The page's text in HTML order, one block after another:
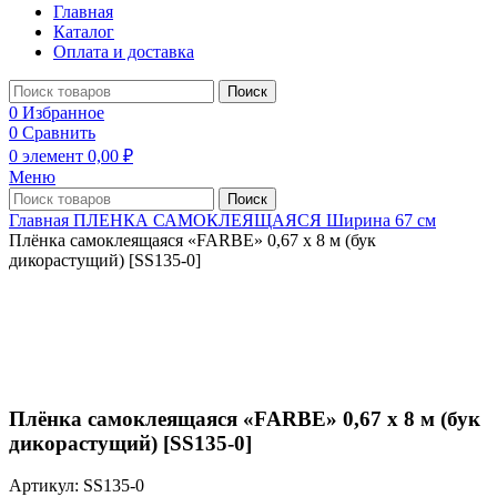
Главная
Каталог
Оплата и доставка
Поиск
0 Избранное
0 Сравнить
0 элемент 0,00 ₽
Меню
Поиск
Главная ПЛЕНКА САМОКЛЕЯЩАЯСЯ Ширина 67 см
Плёнка самоклеящаяся «FARBE» 0,67 х 8 м (бук
дикорастущий) [SS135-0]
Плёнка самоклеящаяся «FARBE» 0,67 х 8 м (бук
дикорастущий) [SS135-0]
Артикул: SS135-0